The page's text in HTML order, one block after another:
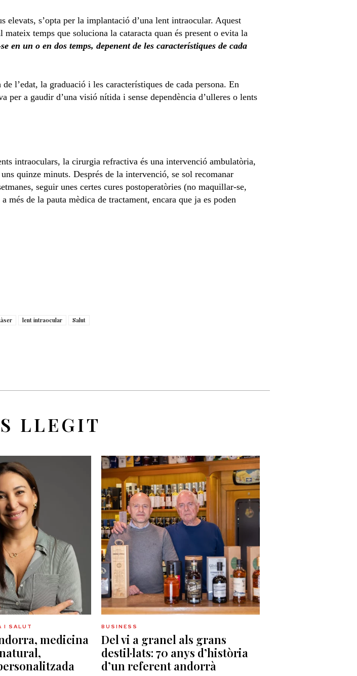
elevats, s’opta per la implantació d’una lent intraocular. Aquest
temps que soluciona la cataracta quan és present o evita la
en un o en dos temps, depenent de les característiques de cada
l’edat, la graduació i les característiques de cada persona. En
a gaudir d’una visió nítida i sense dependència d’ulleres o lents
intraoculars, la cirurgia refractiva és una intervenció ambulatòria,
quinze minuts. Després de la intervenció, se sol recomanar
seguir unes certes cures postoperatòries (no maquillar-se,
de la pauta mèdica de tractament, encara que ja es poden
lent intraocular Salut
LLEGIT
I SALUT
medicina
BUSINESS
Del vi a granel als grans
destil·lats: 70 anys d’història
d’un referent andorrà